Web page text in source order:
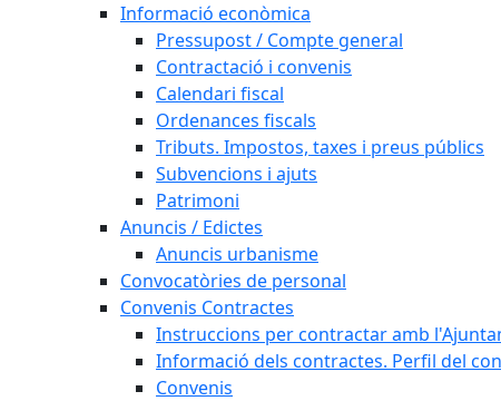
Informació econòmica
Pressupost / Compte general
Contractació i convenis
Calendari fiscal
Ordenances fiscals
Tributs. Impostos, taxes i preus públics
Subvencions i ajuts
Patrimoni
Anuncis / Edictes
Anuncis urbanisme
Convocatòries de personal
Convenis Contractes
Instruccions per contractar amb
Informació dels contractes. Perfil del
Convenis